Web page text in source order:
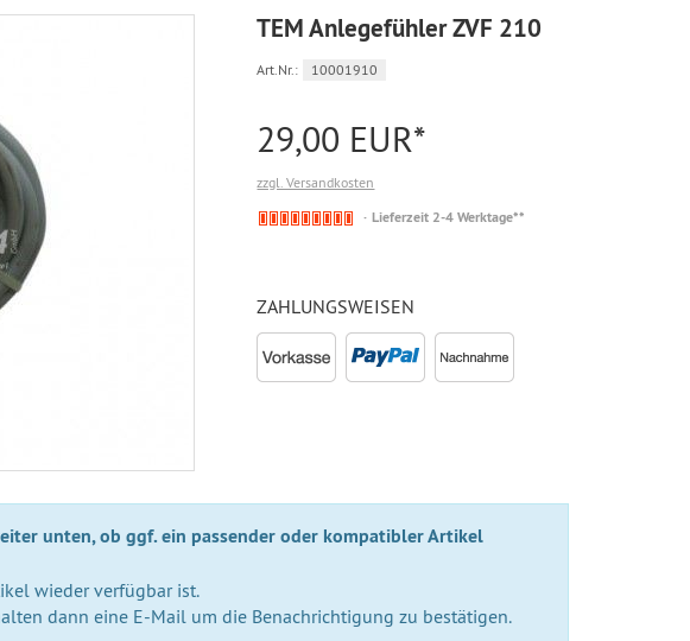
TEM Anlegefühler ZVF 210
Art.Nr.: 10001910
29,00 EUR*
zzgl. Versandkosten
Nicht
Lieferzeit 2-4 Werktage**
ZAHLUNGSWEISEN
unten, ob ggf. ein passender oder kompatibler Artikel
wieder verfügbar ist.
dann eine E-Mail um die Benachrichtigung zu bestätigen.